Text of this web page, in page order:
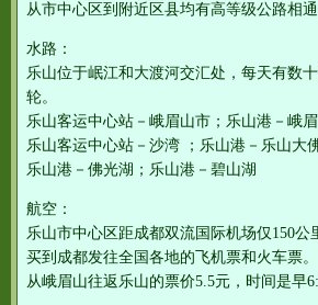
从市中心区到附近区县均有高等级公路相通
水路：
乐山位于岷江和大渡河交汇处，每天有数
轮。
乐山客运中心站－峨眉山市；乐山港－峨
乐山客运中心站－沙湾 ；乐山港－乐山大
乐山港－佛光湖；乐山港－碧山湖
航空：
乐山市中心区距成都双流国际机场仅150
买到成都发往全国各地的飞机票和火车票。
从峨眉山往返乐山的票价5.5元，时间是早